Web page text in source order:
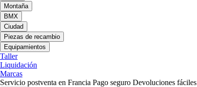
Montaña
BMX
Ciudad
Piezas de recambio
Equipamientos
Taller
Liquidación
Marcas
Servicio postventa en Francia Pago seguro Devoluciones fáciles